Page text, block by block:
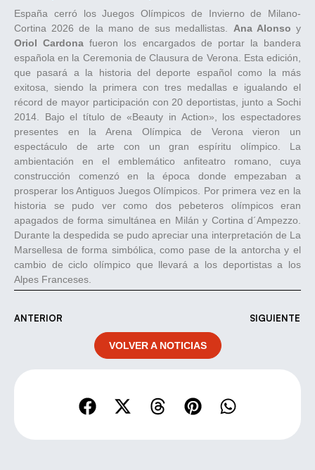
España cerró los Juegos Olímpicos de Invierno de Milano-
Cortina 2026 de la mano de sus medallistas. Ana Alonso y
Oriol Cardonafueron los encargados de portar la bandera
española en la Ceremonia de Clausura de Verona. Esta edición,
que pasará a la historia del deporte español como la más
exitosa, siendo la primera con tres medallas e igualando el
récord de mayor participación con 20 deportistas, junto a Sochi
2014. Bajo el título de «Beauty in Action», los espectadores
presentes en la Arena Olímpica de Verona vieron un
espectáculo de arte con un gran espíritu olímpico. La
ambientación en el emblemático anfiteatro romano, cuya
construcción comenzó en la época donde empezaban a
prosperar los Antiguos Juegos Olímpicos. Por primera vez en la
historia se pudo ver como dos pebeteros olímpicos eran
apagados de forma simultánea en Milán y Cortina d´Ampezzo.
Durante la despedida se pudo apreciar una interpretación de La
Marsellesa de forma simbólica, como pase de la antorcha y el
cambio de ciclo olímpico que llevará a los deportistas a los
Alpes Franceses.
ANTERIOR SIGUIENTE
VOLVER A NOTICIAS